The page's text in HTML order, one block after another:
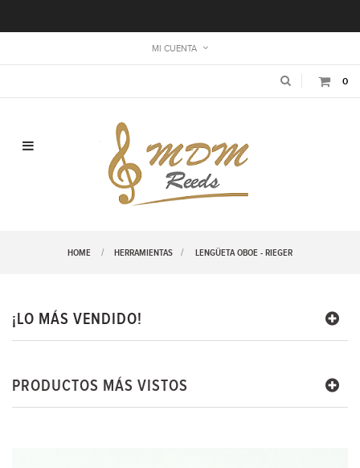
MI CUENTA
0
Navegación de palanca
HOME HERRAMIENTAS LENGÜETA OBOE - RIEGER
¡LO MÁS VENDIDO!
PRODUCTOS MÁS VISTOS